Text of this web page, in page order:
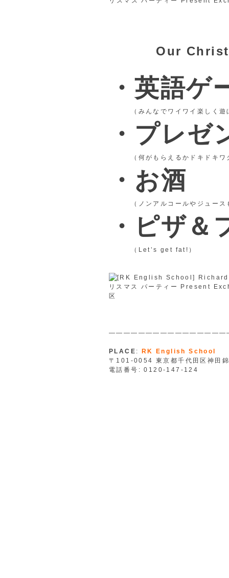
Our
・英語ゲ
（みんなでワイワイ楽しく遊
・プレゼ
（何がもらえるかドキドキワ
・お酒
（ノンアルコールやジュース
・ピザ＆
（Let’s get fat!）
PLACE :
RK English School
〒101-0054 東京都千代田区神田
電話番号: 0120-147-124